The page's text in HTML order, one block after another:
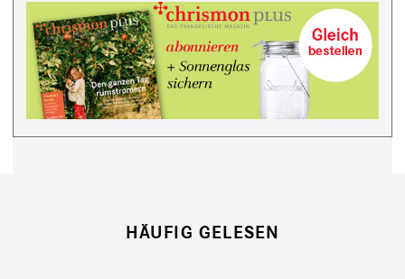
HÄUFIG GELESEN